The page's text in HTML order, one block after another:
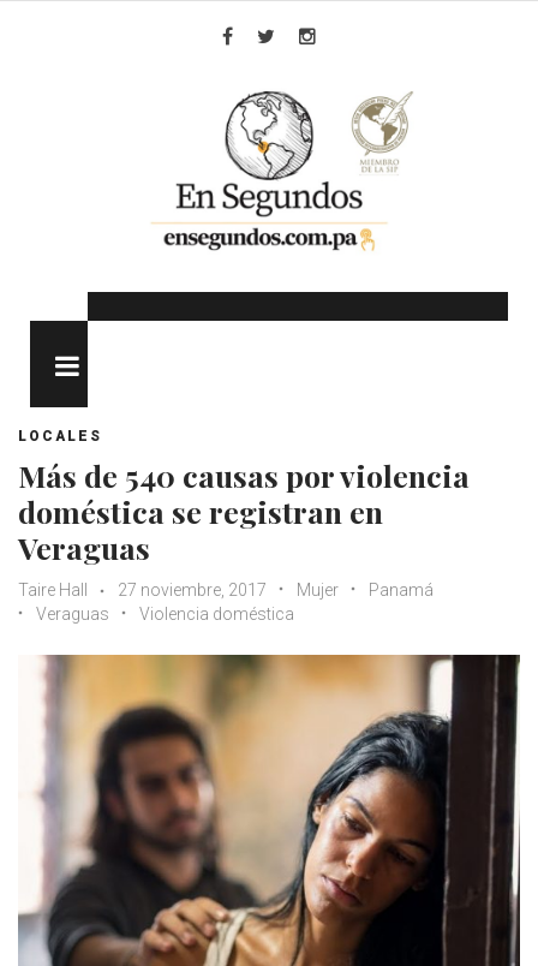
LOCALES
Más de 540 causas por violencia
doméstica se registran en
Veraguas
Taire Hall 27 noviembre, 2017 Mujer
Panamá
Veraguas
Violencia doméstica